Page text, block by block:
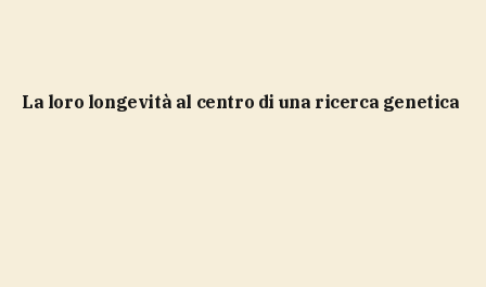
la loro longevità al centro di una ricerca genetica